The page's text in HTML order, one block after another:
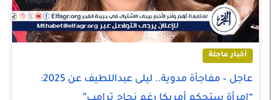
أخبار عاجلة
عاجل – مفاجأة مدوية.. ليلى عبداللطيف عن 2025: